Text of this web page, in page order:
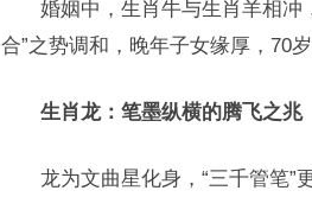
婚姻中，生肖牛与生肖羊相冲
合”之势调和，晚年子女缘厚，70
生肖龙：笔墨纵横的腾飞之兆
龙为文曲星化身，“三千管笔”